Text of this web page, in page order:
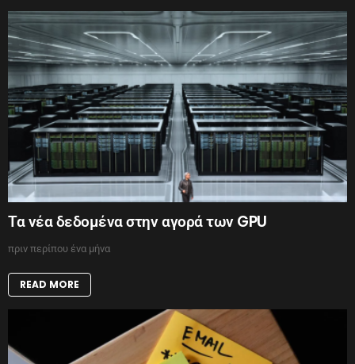
Τα νέα δεδομένα στην αγορά των GPU
πριν περίπου ένα μήνα
READ MORE